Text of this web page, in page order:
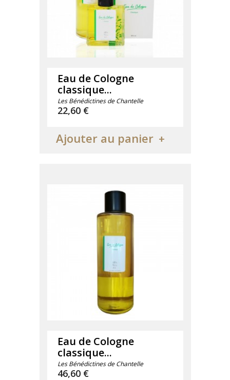
Eau de Cologne
classique...
Les Bénédictines de Chantelle
Prix
22,60 €
Ajouter au panier
Eau de Cologne
classique...
Les Bénédictines de Chantelle
Prix
46,60 €